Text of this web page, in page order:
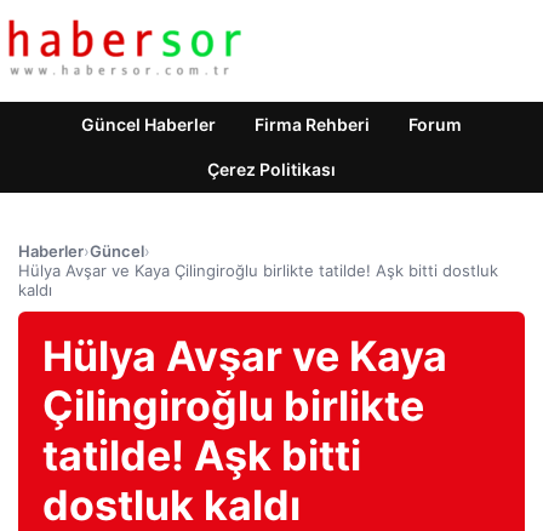
Güncel Haberler Firma Rehberi Forum
Çerez Politikası
Haberler›Güncel›
Hülya Avşar ve Kaya Çilingiroğlu birlikte tatilde! Aşk bitti dostluk
kaldı
Hülya Avşar ve Kaya
Çilingiroğlu birlikte
tatilde! Aşk bitti
dostluk kaldı